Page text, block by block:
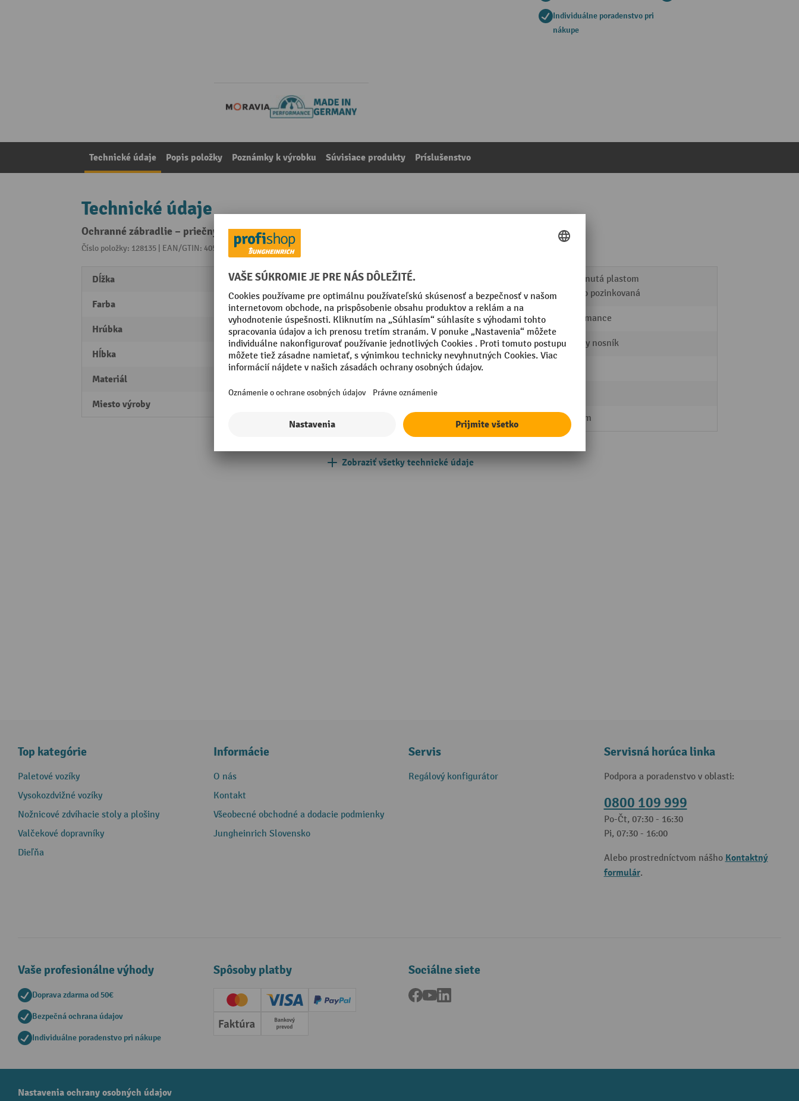
Individuálne poradenstvo pri
nákupe
Technické údaje Popis položky Poznámky k výrobku Súvisiace produkty Príslušenstvo
Technické údaje
Ochranné zábradlie – priečny nosník, vonkajšie použitie, šírka 1 000 mm
Číslo položky: 128135 | EAN/GTIN: 4055381242293Z kategórie:
Dĺžka 1000 mm
Farba žltá
Hrúbka 3 mm
Hĺbka 80 mm
Materiál
Miesto výroby
Povrch
potiahnutá plastom
žiarovo pozinkovaná
Segmentu Performance
Typ zábradlia Priečny nosník
Vlastná hmotnosť
Vrátane montážneho materiálu
120 mm
Zobraziť všetky technické údaje
Top kategórie
Paletové vozíky
Vysokozdvižné vozíky
Nožnicové zdvíhacie stoly a plošiny
Valčekové dopravníky
Dieľňa
Informácie
O nás
Kontakt
Všeobecné obchodné a dodacie podmienky
Jungheinrich Slovensko
Servis
Regálový konfigurátor
Servisná horúca linka
Podpora a poradenstvo v oblasti:
0800 109 999
Po-Čt, 07:30 - 16:30
Pi, 07:30 - 16:00
Alebo prostredníctvom nášho Kontaktný
formulár.
Vaše profesionálne výhody
Doprava zdarma od 50€
Bezpečná ochrana údajov
Individuálne poradenstvo pri nákupe
Spôsoby platby
Creditcard (Master)Creditcard (Visa)
PayPal
Faktúra Predplatba
Sociálne siete
Facebook
YouTube
Nastavenia ochrany osobných údajov